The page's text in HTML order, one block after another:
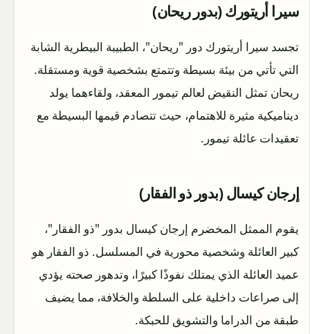
سيرا أريتورك (بدور ريحان)
تجسد سيرا أريتورك دور "ريحان"، الطبيبة البيطرية الشابة
التي تأتي من بيئة بسيطة وتتمتع بشخصية قوية ومستقلة.
ريحان تمثل النقيض لعالم تيمور المعقد، ولقاءهما يولد
ديناميكية مثيرة للاهتمام، حيث تتصادم قيمها البسيطة مع
تعقيدات عائلة تيمور.
إرجان كيسال (بدور ذو الفقار)
يقوم الممثل المخضرم إرجان كيسال بدور "ذو الفقار"،
كبير العائلة وشخصية محورية في المسلسل. ذو الفقار هو
عميد العائلة الذي يمتلك نفوذًا كبيرًا، وتدهور صحته يؤدي
إلى صراعات داخلية على السلطة والخلافة، مما يضيف
طبقة من الدراما والتشويق للحبكة.